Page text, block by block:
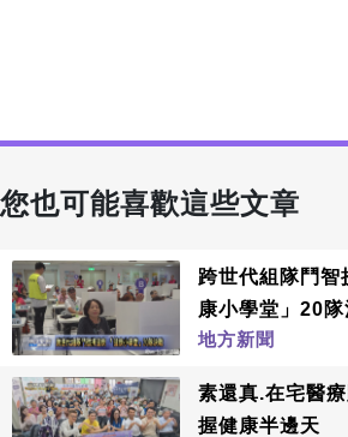
您也可能喜歡這些文章
跨世代組隊鬥智
康小學堂」20
地方新聞
素還真.在宅醫
握健康半邊天